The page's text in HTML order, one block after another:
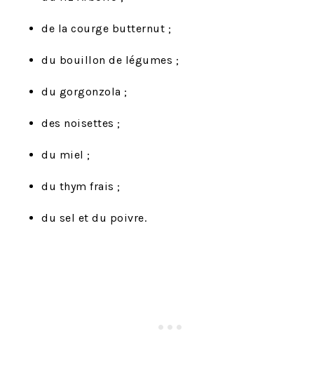
de la courge butternut ;
du bouillon de légumes ;
du gorgonzola ;
des noisettes ;
du miel ;
du thym frais ;
du sel et du poivre.